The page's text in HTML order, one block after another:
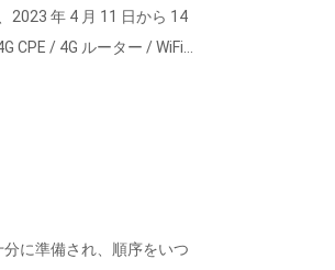
2023 年 4 月 11 日から 14
CPE / 4G ルーター / WiFi
に準備され、順序をいつ